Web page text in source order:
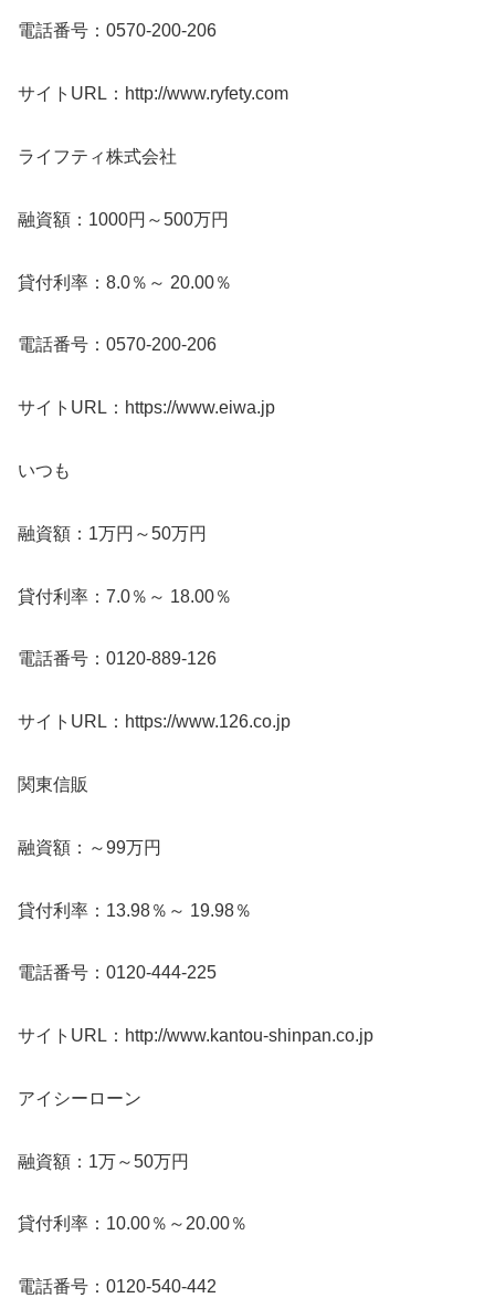
電話番号：0570-200-206
サイトURL：http://www.ryfety.com
ライフティ株式会社
融資額：1000円～500万円
貸付利率：8.0％～ 20.00％
電話番号：0570-200-206
サイトURL：https://www.eiwa.jp
いつも
融資額：1万円～50万円
貸付利率：7.0％～ 18.00％
電話番号：0120-889-126
サイトURL：https://www.126.co.jp
関東信販
融資額：～99万円
貸付利率：13.98％～ 19.98％
電話番号：0120-444-225
サイトURL：http://www.kantou-shinpan.co.jp
アイシーローン
融資額：1万～50万円
貸付利率：10.00％～20.00％
電話番号：0120-540-442